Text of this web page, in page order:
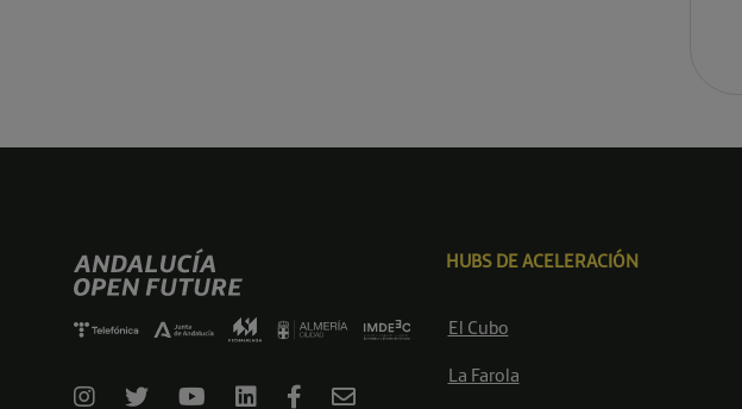
HUBS DE ACELERACIÓN
El Cubo
La Farola